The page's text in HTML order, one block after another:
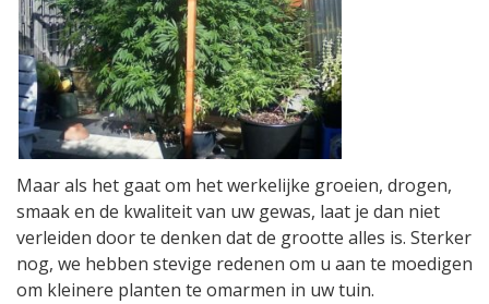
Maar als het gaat om het werkelijke groeien, drogen,
smaak en de kwaliteit van uw gewas, laat je dan niet
verleiden door te denken dat de grootte alles is. Sterker
nog, we hebben stevige redenen om u aan te moedigen
om kleinere planten te omarmen in uw tuin.